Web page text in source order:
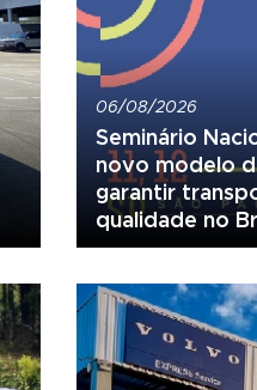
06/08/2026
Seminário
novo modelo
garantir
qualidade no